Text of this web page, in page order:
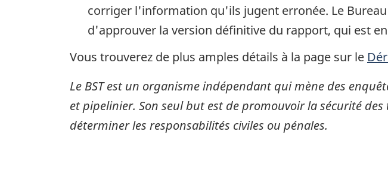
corriger l'information qu'ils jugent erronée. Le
d'approuver la version définitive du rapport, qui est
Vous trouverez de plus amples détails à la page sur le
Le BST est un organisme indépendant qui mène des
et pipelinier. Son seul but est de promouvoir la sécurité
déterminer les responsabilités civiles ou pénales.